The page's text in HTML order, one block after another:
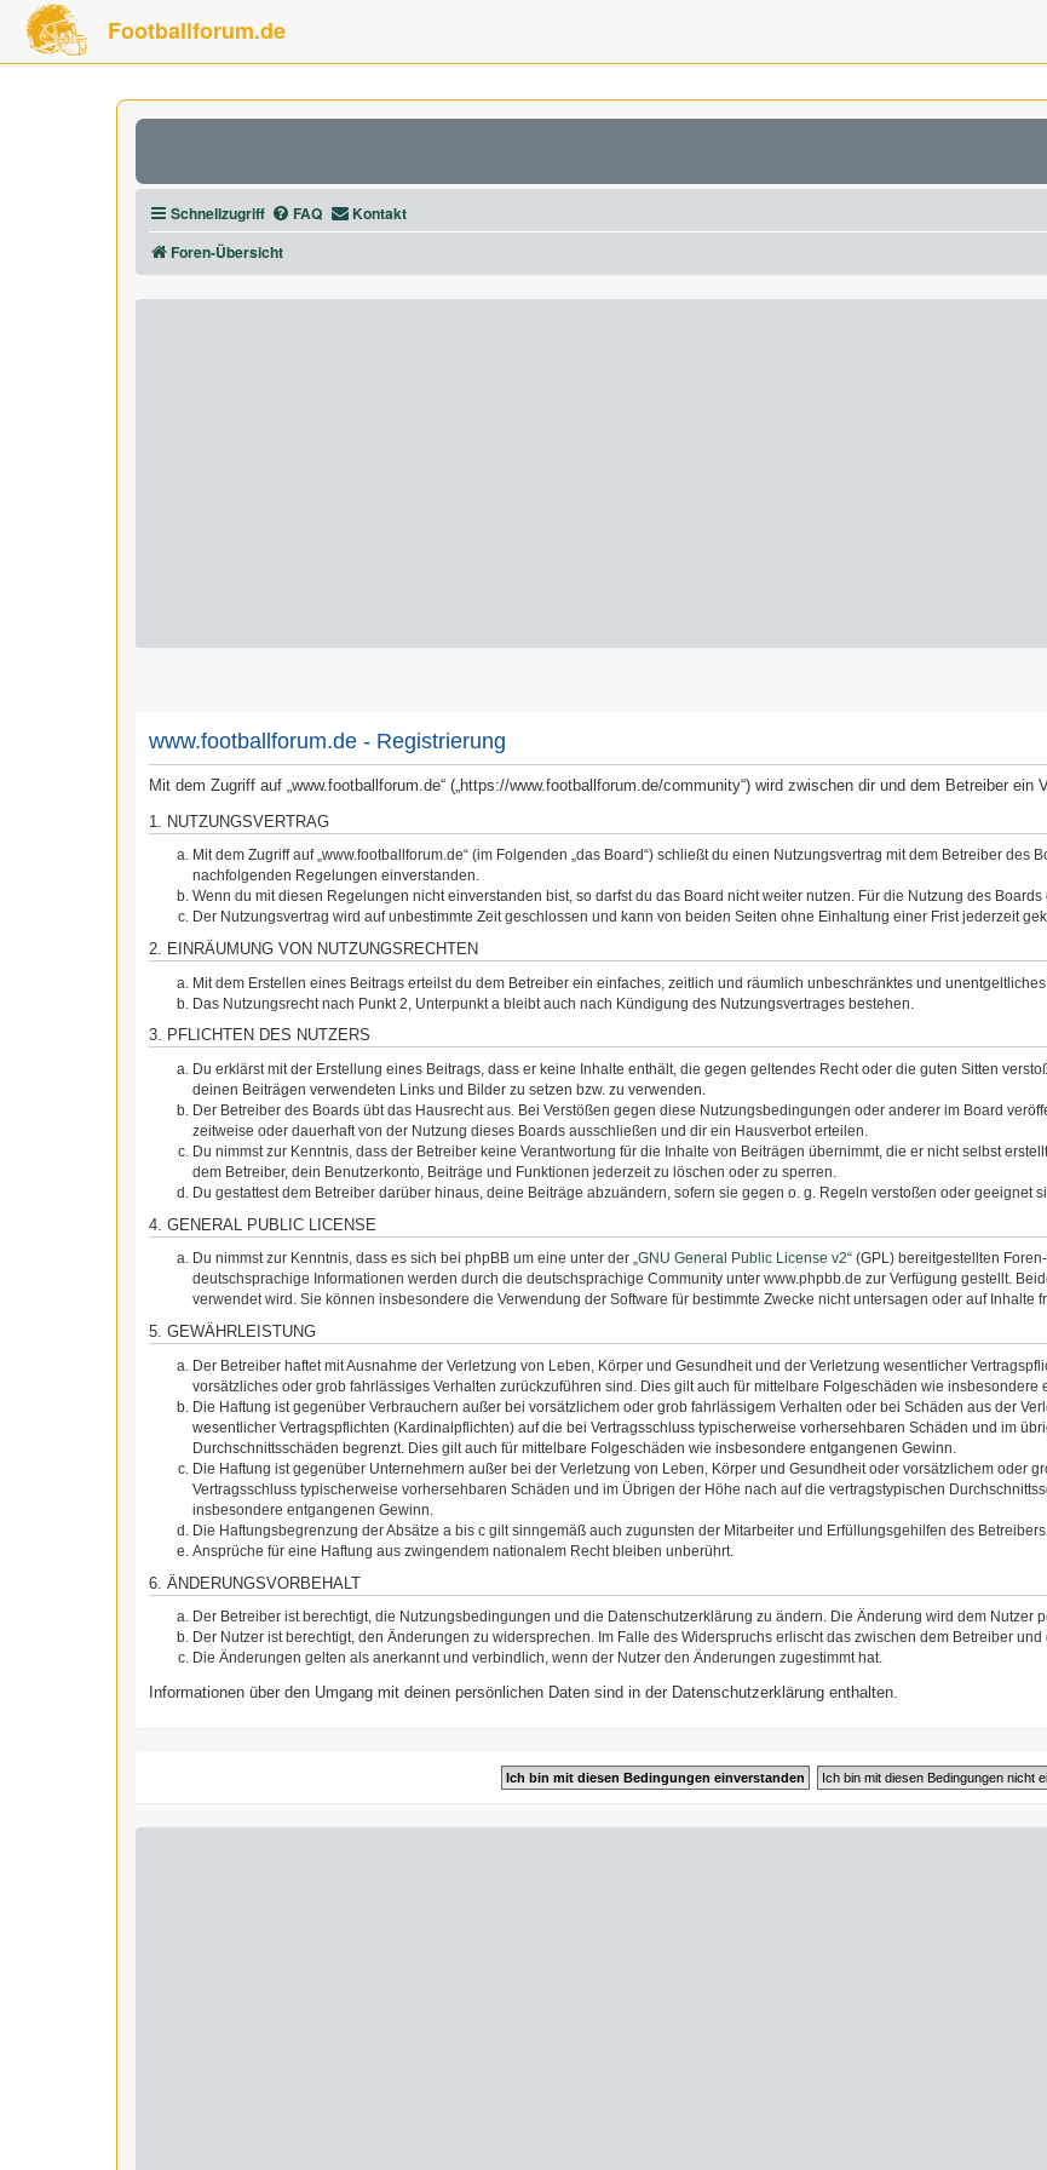
Footballforum.de
Schnellzugriff FAQ Kontakt
Foren-Übersicht
www.footballforum.de - Registrierung
Mit dem Zugriff auf „www.footballforum.de“ („https://www.footballforum.de/community“) wird zwischen dir und dem Betreiber
1. NUTZUNGSVERTRAG
Mit dem Zugriff auf „www.footballforum.de“ (im Folgenden „das Board“) schließt du einen Nutzungsvertrag mit dem Betreiber des
nachfolgenden Regelungen einverstanden.
Wenn du mit diesen Regelungen nicht einverstanden bist, so darfst du das Board nicht weiter nutzen. Für die Nutzung des
Der Nutzungsvertrag wird auf unbestimmte Zeit geschlossen und kann von beiden Seiten ohne Einhaltung einer Frist jederzeit
2. EINRÄUMUNG VON NUTZUNGSRECHTEN
Mit dem Erstellen eines Beitrags erteilst du dem Betreiber ein einfaches, zeitlich und räumlich unbeschränktes und
Das Nutzungsrecht nach Punkt 2, Unterpunkt a bleibt auch nach Kündigung des Nutzungsvertrages bestehen.
3. PFLICHTEN DES NUTZERS
Du erklärst mit der Erstellung eines Beitrags, dass er keine Inhalte enthält, die gegen geltendes Recht oder die guten Sitten
deinen Beiträgen verwendeten Links und Bilder zu setzen bzw. zu verwenden.
Der Betreiber des Boards übt das Hausrecht aus. Bei Verstößen gegen diese Nutzungsbedingungen oder anderer im Board
zeitweise oder dauerhaft von der Nutzung dieses Boards ausschließen und dir ein Hausverbot erteilen.
Du nimmst zur Kenntnis, dass der Betreiber keine Verantwortung für die Inhalte von Beiträgen übernimmt, die er nicht selbst
dem Betreiber, dein Benutzerkonto, Beiträge und Funktionen jederzeit zu löschen oder zu sperren.
Du gestattest dem Betreiber darüber hinaus, deine Beiträge abzuändern, sofern sie gegen o. g. Regeln verstoßen oder geeignet
4. GENERAL PUBLIC LICENSE
Du nimmst zur Kenntnis, dass es sich bei phpBB um eine unter der „GNU General Public License v2“ (GPL) bereitgestellten
deutschsprachige Informationen werden durch die deutschsprachige Community unter www.phpbb.de zur Verfügung gestellt.
verwendet wird. Sie können insbesondere die Verwendung der Software für bestimmte Zwecke nicht untersagen oder auf Inhalte
5. GEWÄHRLEISTUNG
Der Betreiber haftet mit Ausnahme der Verletzung von Leben, Körper und Gesundheit und der Verletzung wesentlicher
vorsätzliches oder grob fahrlässiges Verhalten zurückzuführen sind. Dies gilt auch für mittelbare Folgeschäden wie insbesondere
Die Haftung ist gegenüber Verbrauchern außer bei vorsätzlichem oder grob fahrlässigem Verhalten oder bei Schäden aus der
wesentlicher Vertragspflichten (Kardinalpflichten) auf die bei Vertragsschluss typischerweise vorhersehbaren Schäden und im
Durchschnittsschäden begrenzt. Dies gilt auch für mittelbare Folgeschäden wie insbesondere entgangenen Gewinn.
Die Haftung ist gegenüber Unternehmern außer bei der Verletzung von Leben, Körper und Gesundheit oder vorsätzlichem oder
Vertragsschluss typischerweise vorhersehbaren Schäden und im Übrigen der Höhe nach auf die vertragstypischen
insbesondere entgangenen Gewinn.
Die Haftungsbegrenzung der Absätze a bis c gilt sinngemäß auch zugunsten der Mitarbeiter und Erfüllungsgehilfen des Betreibers.
Ansprüche für eine Haftung aus zwingendem nationalem Recht bleiben unberührt.
6. ÄNDERUNGSVORBEHALT
Der Betreiber ist berechtigt, die Nutzungsbedingungen und die Datenschutzerklärung zu ändern. Die Änderung wird dem Nutzer
Der Nutzer ist berechtigt, den Änderungen zu widersprechen. Im Falle des Widerspruchs erlischt das zwischen dem Betreiber
Die Änderungen gelten als anerkannt und verbindlich, wenn der Nutzer den Änderungen zugestimmt hat.
Informationen über den Umgang mit deinen persönlichen Daten sind in der Datenschutzerklärung enthalten.